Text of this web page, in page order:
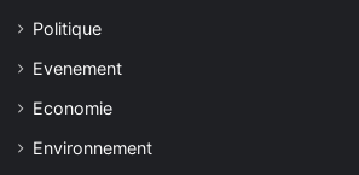
Politique
Evenement
Economie
Environnement